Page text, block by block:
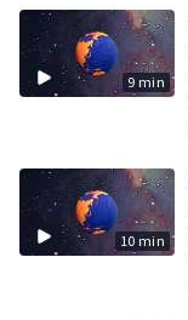
9 min
10 min